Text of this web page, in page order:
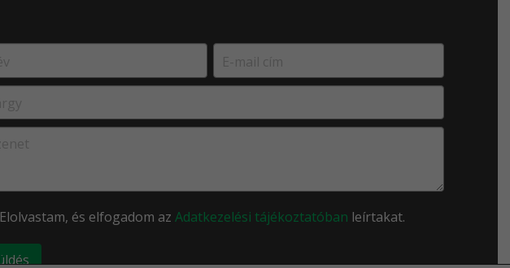
Elolvastam, és elfogadom azAdatkezelési tájékoztatóban leírtakat.